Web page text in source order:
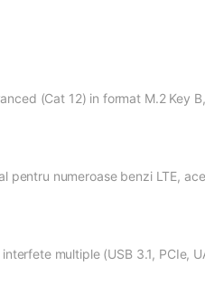
(Cat 12) in format M.2 Key
numeroase benzi LTE,
multiple (USB 3.1, PCIe,